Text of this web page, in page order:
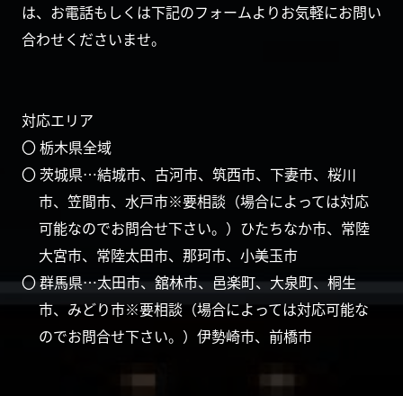
は、お電話もしくは下記のフォームよりお気軽にお問い
合わせくださいませ。
対応エリア
〇 栃木県全域
〇 茨城県…結城市、古河市、筑西市、下妻市、桜川
市、笠間市、水戸市※要相談（場合によっては対応
可能なのでお問合せ下さい。）ひたちなか市、常陸
大宮市、常陸太田市、那珂市、小美玉市
〇 群馬県…太田市、舘林市、邑楽町、大泉町、桐生
市、みどり市※要相談（場合によっては対応可能な
のでお問合せ下さい。）伊勢崎市、前橋市